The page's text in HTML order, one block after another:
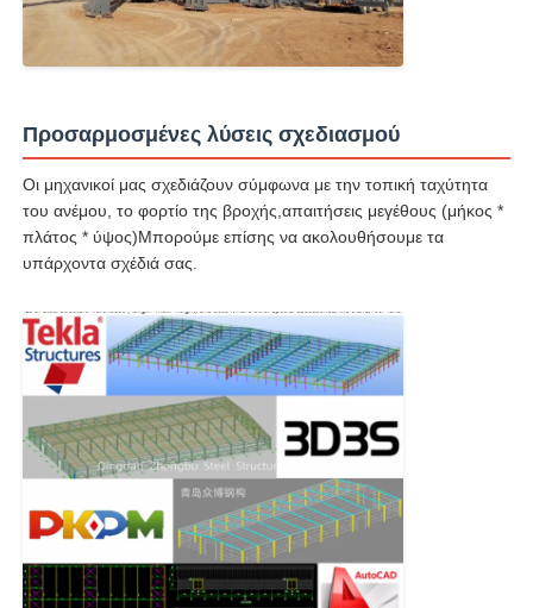
Προσαρμοσμένες λύσεις σχεδιασμού
Οι μηχανικοί μας σχεδιάζουν σύμφωνα με την τοπική ταχύτητα
του ανέμου, το φορτίο της βροχής,απαιτήσεις μεγέθους (μήκος *
πλάτος * ύψος)Μπορούμε επίσης να ακολουθήσουμε τα
υπάρχοντα σχέδιά σας.